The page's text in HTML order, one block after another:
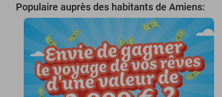
Populaire auprès des habitants de Amiens: